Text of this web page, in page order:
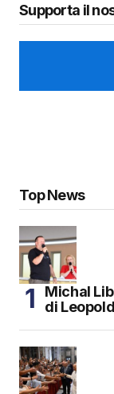
Supporta il
Top News
Michal
di